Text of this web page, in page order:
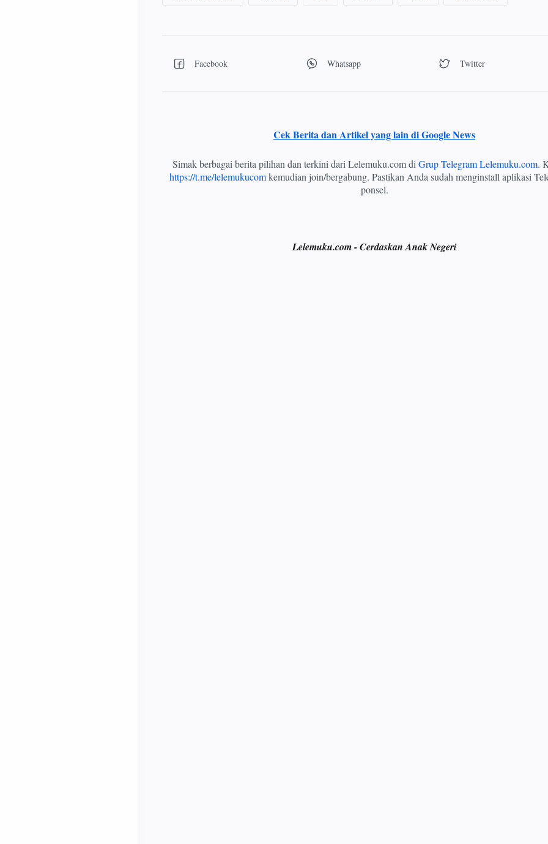
Cek Berita dan Artikel yang lain di Google News
Simak berbagai berita pilihan dan terkini dari Lelemuku.com di Grup Telegram Lelemuku.com.
https://t.me/lelemukucomkemudian join/bergabung. Pastikan Anda sudah menginstall aplikasi
ponsel.
Lelemuku.com - Cerdaskan Anak Negeri